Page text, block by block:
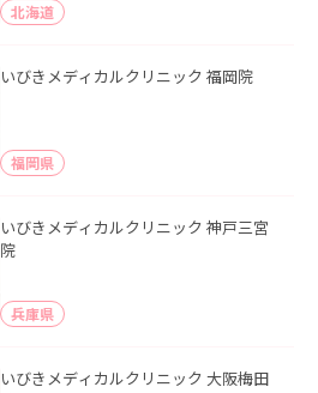
北海道
いびきメディカルクリニック 福岡院
福岡県
いびきメディカルクリニック 神戸三宮
院
兵庫県
いびきメディカルクリニック 大阪梅田